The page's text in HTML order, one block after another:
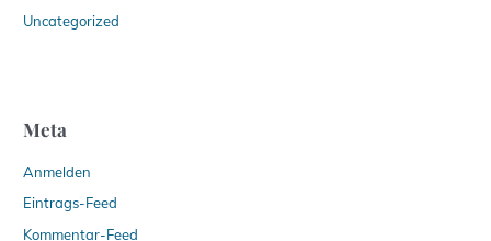
Uncategorized
Meta
Anmelden
Eintrags-Feed
Kommentar-Feed